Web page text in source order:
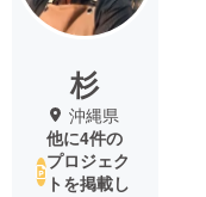
杉
沖縄県
他に4件の
プロジェク
トを掲載し